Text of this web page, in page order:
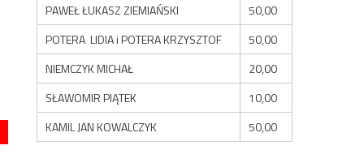
PAWEŁ ŁUKASZ ZIEMIAŃSKI
50,00
POTERA LIDIA i POTERA KRZYSZTOF
50,00
NIEMCZYK MICHAŁ
20,00
SŁAWOMIR PIĄTEK
10,00
KAMIL JAN KOWALCZYK
50,00